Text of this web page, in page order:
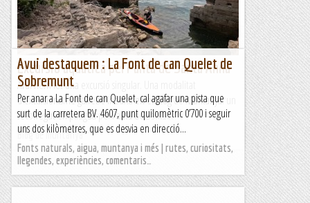
Blog de muntanya
Excursió aquàtica pel Pantà de Santa Anna
Avui hem fet una excursió singular. Una modalitat
d'excursionisme gairebé inèdita en el Blog de Muntanya: un
recorregut en piragua pel Pantà de Santa...
Blog de muntanya
Avui destaquem : La Font de can Quelet de
Sobremunt
Per anar a La Font de can Quelet, cal agafar una pista que
surt de la carretera BV. 4607, punt quilomètric 0’700 i seguir
uns dos kilòmetres, que es desvia en direcció...
Fonts naturals, aigua, muntanya i més | rutes, curiositats,
llegendes, experiències, comentaris…